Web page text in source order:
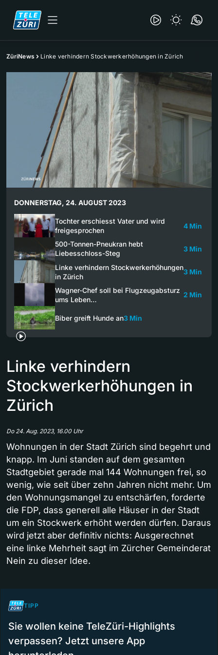
ZüriNews Linke verhindern Stockwerkerhöhungen in Zürich
DONNERSTAG, 24. AUGUST 2023
Tochter erschiesst Vater und wird
freigesprochen
4 Min
500-Tonnen-Pneukran hebt
Liebesschloss-Steg
3 Min
Linke verhindern Stockwerkerhöhungen
in Zürich
3 Min
Wagner-Chef soll bei Flugzeugabsturz
ums Leben…
2 Min
Biber greift Hunde an3 Min
Linke verhindern
Stockwerkerhöhungen in
Zürich
Do 24. Aug. 2023, 16.00 Uhr
Wohnungen in der Stadt Zürich sind begehrt und
knapp. Im Juni standen auf dem gesamten
Stadtgebiet gerade mal 144 Wohnungen frei, so
wenig, wie seit über zehn Jahren nicht mehr. Um
den Wohnungsmangel zu entschärfen, forderte
die FDP, dass generell alle Häuser in der Stadt
um ein Stockwerk erhöht werden dürfen. Daraus
wird jetzt aber definitiv nichts: Ausgerechnet
eine linke Mehrheit sagt im Zürcher Gemeinderat
Nein zu dieser Idee.
TIPP
Sie wollen keine TeleZüri-Highlights
verpassen? Jetzt unsere App